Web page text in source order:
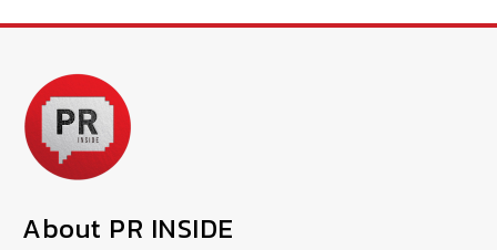
About PR INSIDE